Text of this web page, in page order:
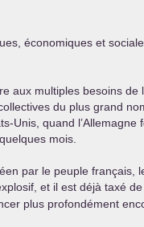
économiques et
aux multiples besoins
du plus grand
quand
mois.
par le peuple français,
et il est déjà taxé de
plus profondément